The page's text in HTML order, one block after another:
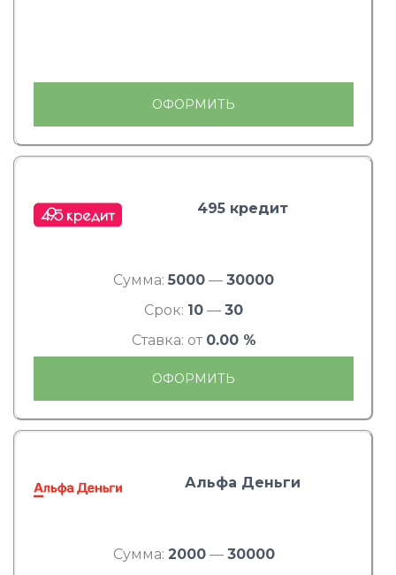
ОФОРМИТЬ
495 кредит
Сумма: 5000 — 30000
Срок: 10 — 30
Ставка: от 0.00 %
ОФОРМИТЬ
Альфа Деньги
Сумма: 2000— 30000